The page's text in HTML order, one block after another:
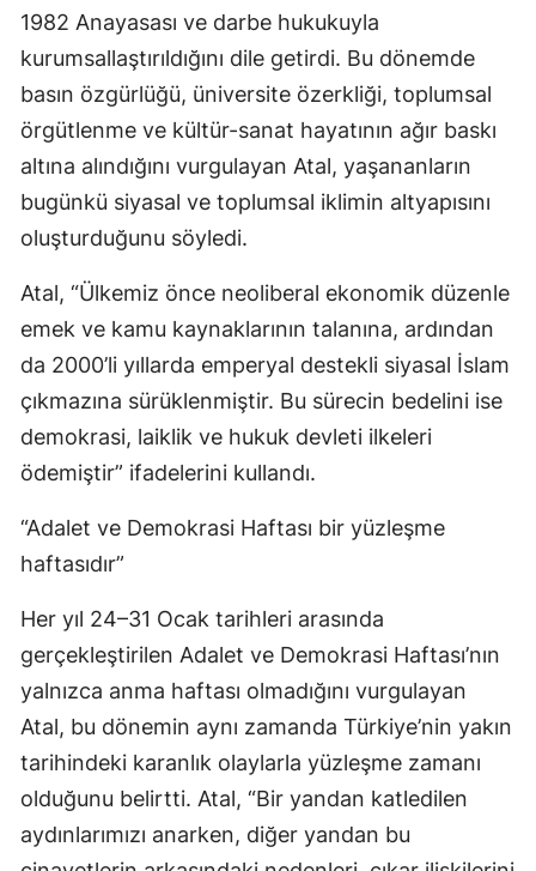
1982 Anayasası ve darbe hukukuyla
kurumsallaştırıldığını dile getirdi. Bu dönemde
basın özgürlüğü, üniversite özerkliği, toplumsal
örgütlenme ve kültür-sanat hayatının ağır baskı
altına alındığını vurgulayan Atal, yaşananların
bugünkü siyasal ve toplumsal iklimin altyapısını
oluşturduğunu söyledi.
Atal, “Ülkemiz önce neoliberal ekonomik düzenle
emek ve kamu kaynaklarının talanına, ardından
da 2000’li yıllarda emperyal destekli siyasal İslam
çıkmazına sürüklenmiştir. Bu sürecin bedelini ise
demokrasi, laiklik ve hukuk devleti ilkeleri
ödemiştir” ifadelerini kullandı.
“Adalet ve Demokrasi Haftası bir yüzleşme
haftasıdır”
Her yıl 24–31 Ocak tarihleri arasında
gerçekleştirilen Adalet ve Demokrasi Haftası’nın
yalnızca anma haftası olmadığını vurgulayan
Atal, bu dönemin aynı zamanda Türkiye’nin yakın
tarihindeki karanlık olaylarla yüzleşme zamanı
olduğunu belirtti. Atal, “Bir yandan katledilen
aydınlarımızı anarken, diğer yandan bu